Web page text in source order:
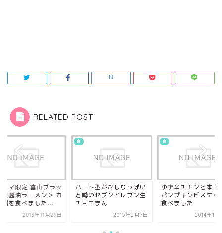
RELATED POST
ミマ限定 富山ブラッ
黒醤油ラーメン＞ カ
麺を食べました...
2013年11月29日
食
ハート型がおしりっぽい
と噂のセブンイレブン生
チョコまん
2015年2月7日
食
ゆず辛チキンと本日
パンプキンビスケッ
食べました
2014年10